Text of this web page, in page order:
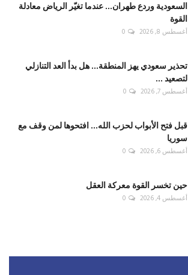
السعودية وردع طهران... عندما تغيّر الرياض معادلة
القوة
أغسطس 8, 2026 0
تحذير سعودي يهز المنطقة... هل بدأ العد التنازلي
لتصعيد ...
أغسطس 7, 2026 0
قبل فتح الأبواب لحزب الله... افتحوها لمن وقف مع
سوريا
أغسطس 6, 2026 0
حين تخسر القوة معركة العقل
أغسطس 4, 2026 0